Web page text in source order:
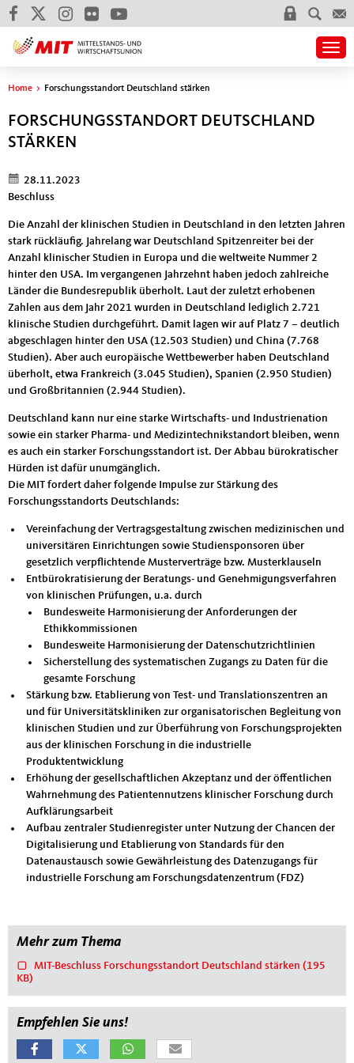
Sie sind hier
Home > Forschungsstandort Deutschland stärken
FORSCHUNGSSTANDORT DEUTSCHLAND
STÄRKEN
28.11.2023
Beschluss
Die Anzahl der klinischen Studien in Deutschland in den letzten Jahren
stark rückläufig. Jahrelang war Deutschland Spitzenreiter bei der
Anzahl klinischer Studien in Europa und die weltweite Nummer 2
hinter den USA. Im vergangenen Jahrzehnt haben jedoch zahlreiche
Länder die Bundesrepublik überholt. Laut der zuletzt erhobenen
Zahlen aus dem Jahr 2021 wurden in Deutschland lediglich 2.721
klinische Studien durchgeführt. Damit lagen wir auf Platz 7 – deutlich
abgeschlagen hinter den USA (12.503 Studien) und China (7.768
Studien). Aber auch europäische Wettbewerber haben Deutschland
überholt, etwa Frankreich (3.045 Studien), Spanien (2.950 Studien)
und Großbritannien (2.944 Studien).
Deutschland kann nur eine starke Wirtschafts- und Industrienation
sowie ein starker Pharma- und Medizintechnikstandort bleiben, wenn
es auch ein starker Forschungsstandort ist. Der Abbau bürokratischer
Hürden ist dafür unumgänglich.
Die MIT fordert daher folgende Impulse zur Stärkung des
Forschungsstandorts Deutschlands:
Vereinfachung der Vertragsgestaltung zwischen medizinischen und
universitären Einrichtungen sowie Studiensponsoren über
gesetzlich verpflichtende Musterverträge bzw. Musterklauseln
Entbürokratisierung der Beratungs- und Genehmigungsverfahren
von klinischen Prüfungen, u.a. durch
Bundesweite Harmonisierung der Anforderungen der
Ethikkommissionen
Bundesweite Harmonisierung der Datenschutzrichtlinien
Sicherstellung des systematischen Zugangs zu Daten für die
gesamte Forschung
Stärkung bzw. Etablierung von Test- und Translationszentren an
und für Universitätskliniken zur organisatorischen Begleitung von
klinischen Studien und zur Überführung von Forschungsprojekten
aus der klinischen Forschung in die industrielle
Produktentwicklung
Erhöhung der gesellschaftlichen Akzeptanz und der öffentlichen
Wahrnehmung des Patientennutzens klinischer Forschung durch
Aufklärungsarbeit
Aufbau zentraler Studienregister unter Nutzung der Chancen der
Digitalisierung und Etablierung von Standards für den
Datenaustausch sowie Gewährleistung des Datenzugangs für
industrielle Forschung am Forschungsdatenzentrum (FDZ)
Mehr zum Thema
MIT-Beschluss Forschungsstandort Deutschland stärken (195
KB)
Empfehlen Sie uns!